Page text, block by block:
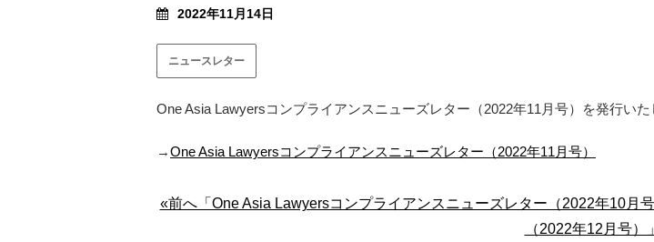
2022年11月14日
ニュースレター
One Asia Lawyersコンプライアンスニューズレター（2022年11月号）を発行い
→One Asia Lawyersコンプライアンスニューズレター（2022年11月号）
«前へ「One Asia Lawyersコンプライアンスニューズレター（2022年10月号
（2022年12月号）